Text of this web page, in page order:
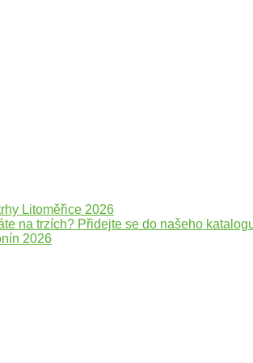
Litoměřice 2026
na trzích? Přidejte se do našeho
2026